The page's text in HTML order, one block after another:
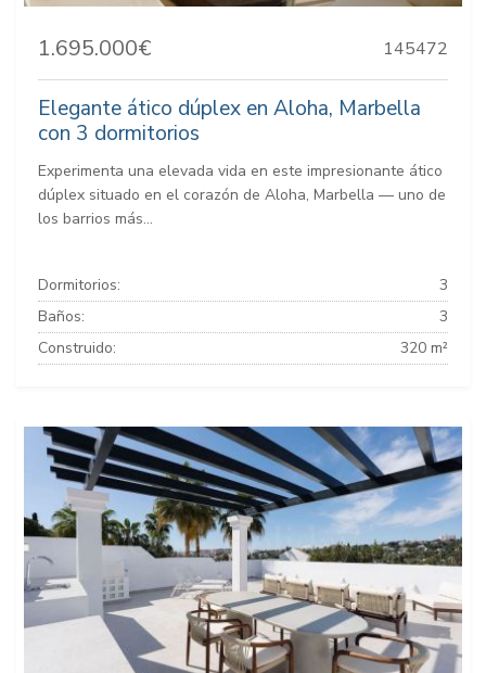
1.695.000€ 145472
Elegante ático dúplex en Aloha, Marbella
con 3 dormitorios
Experimenta una elevada vida en este impresionante ático
dúplex situado en el corazón de Aloha, Marbella — uno de
los barrios más...
Dormitorios:
3
Baños:
3
Construido:
320 m²